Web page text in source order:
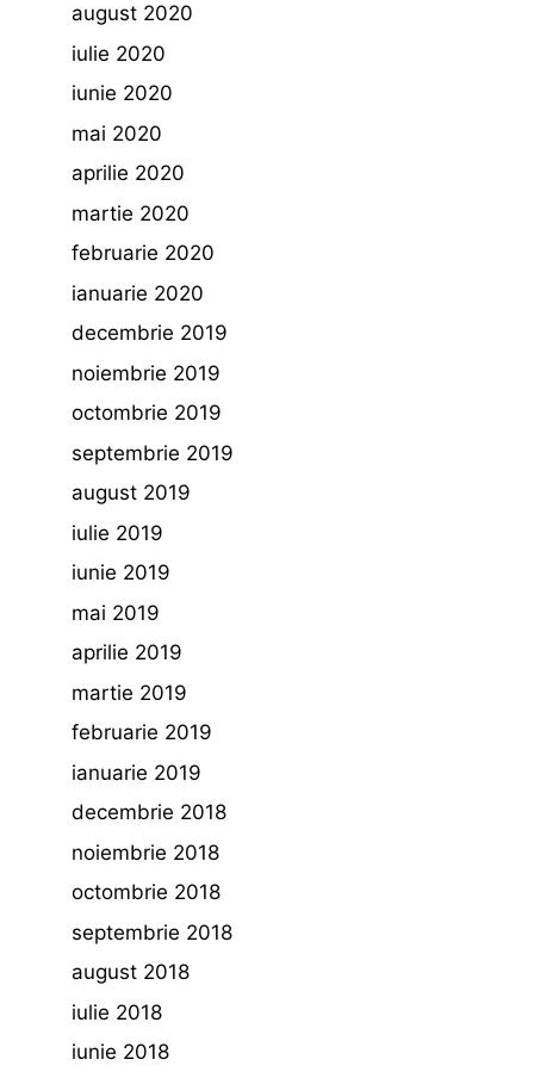
august 2020
iulie 2020
iunie 2020
mai 2020
aprilie 2020
martie 2020
februarie 2020
ianuarie 2020
decembrie 2019
noiembrie 2019
octombrie 2019
septembrie 2019
august 2019
iulie 2019
iunie 2019
mai 2019
aprilie 2019
martie 2019
februarie 2019
ianuarie 2019
decembrie 2018
noiembrie 2018
octombrie 2018
septembrie 2018
august 2018
iulie 2018
iunie 2018